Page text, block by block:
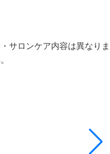
サロンケア内容は異なりま